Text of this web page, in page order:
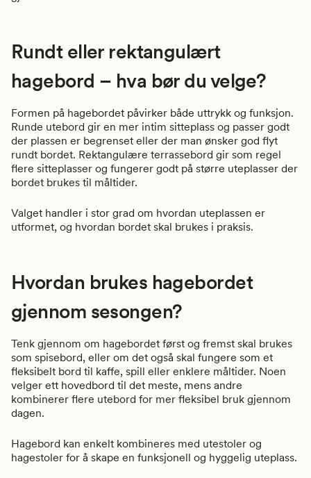
Rundt eller rektangulært
hagebord – hva bør du velge?
Formen på hagebordet påvirker både uttrykk og funksjon.
Runde utebord gir en mer intim sitteplass og passer godt
der plassen er begrenset eller der man ønsker god flyt
rundt bordet. Rektangulære terrassebord gir som regel
flere sitteplasser og fungerer godt på større uteplasser der
bordet brukes til måltider.
Valget handler i stor grad om hvordan uteplassen er
utformet, og hvordan bordet skal brukes i praksis.
Hvordan brukes hagebordet
gjennom sesongen?
Tenk gjennom om hagebordet først og fremst skal brukes
som spisebord, eller om det også skal fungere som et
fleksibelt bord til kaffe, spill eller enklere måltider. Noen
velger ett hovedbord til det meste, mens andre
kombinerer flere utebord for mer fleksibel bruk gjennom
dagen.
Hagebord kan enkelt kombineres med utestoler og
hagestoler for å skape en funksjonell og hyggelig uteplass.